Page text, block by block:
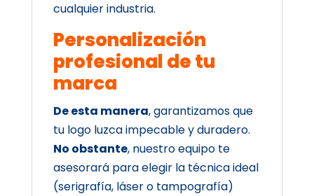
cualquier industria.
Personalización
profesional de tu
marca
De esta manera, garantizamos que
tu logo luzca impecable y duradero.
No obstante, nuestro equipo te
asesorará para elegir la técnica ideal
(serigrafía, láser o tampografía)